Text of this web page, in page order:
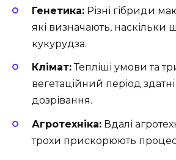
Генетика: Різні гібриди
які визначають, наскільки
кукурудза.
Клімат:Тепліші умови та
вегетаційний період
дозрівання.
Агротехніка: Вдалі
трохи прискорюють